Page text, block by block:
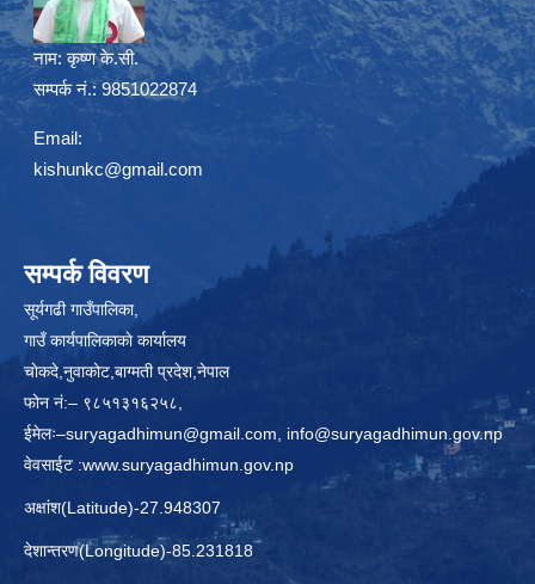
नाम: कृष्ण के.सी.
सम्पर्क नं.: 9851022874
Email:
kishunkc@gmail.com
सम्पर्क विवरण
सूर्यगढी गाउँपालिका,
गाउँ कार्यपालिकाकाे कार्यालय
चाेकदे,नुवाकोट,बाग्मती प्रदेश,नेपाल
फोन नं:– ९८५१३१६२५८,
ईमेलः–suryagadhimun@gmail.com, info@suryagadhimun.gov.np
वेवसाईट :www.suryagadhimun.gov.np
अक्षांश(Latitude)-27.948307
देशान्तरण(Longitude)-85.231818